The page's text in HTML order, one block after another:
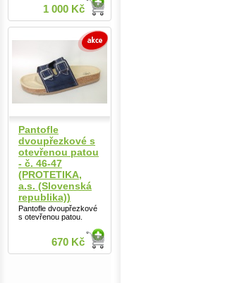
1 000 Kč
Pantofle
dvoupřezkové s
otevřenou patou
- č. 46-47
(PROTETIKA,
a.s. (Slovenská
republika))
Pantofle dvoupřezkové
s otevřenou patou.
670 Kč